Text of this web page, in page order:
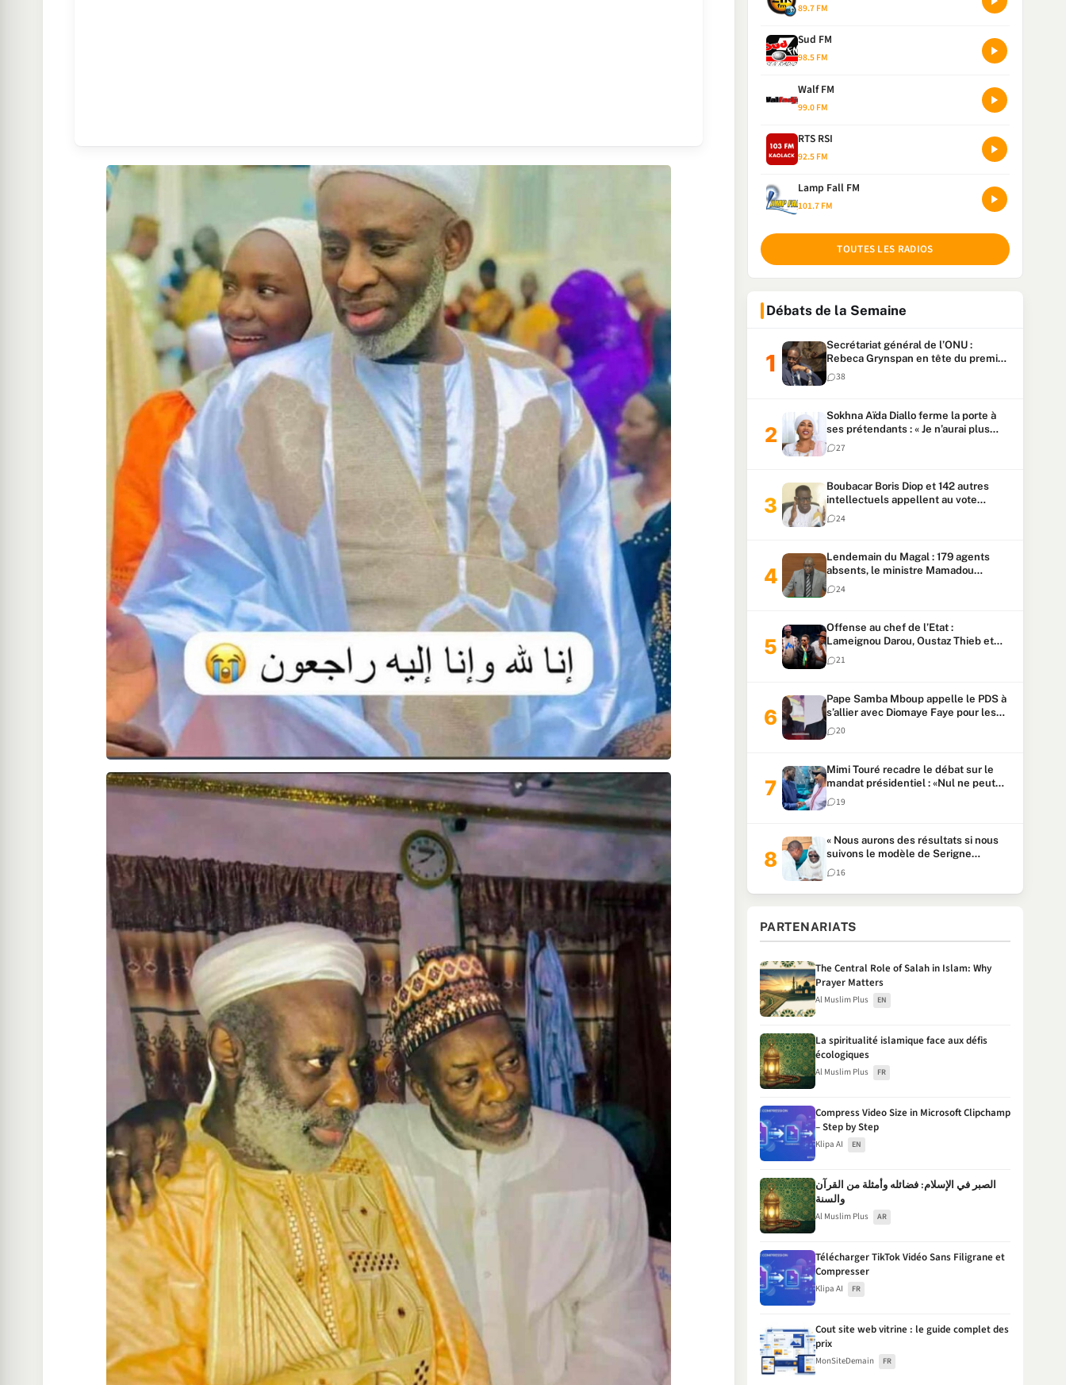
89.7 FM
Sud FM
98.5 FM
Walf FM
99.0 FM
RTS RSI
92.5 FM
Lamp Fall FM
101.7 FM
TOUTES LES RADIOS
Débats de la Semaine
Secrétariat général de l’ONU :
Rebeca Grynspan en tête du premier
vote, Macky Sall pointe à la 5ᵉ place
38
Sokhna Aïda Diallo ferme la porte à
ses prétendants : « Je n’aurai plus
jamais un autre mari »
27
Boubacar Boris Diop et 142 autres
intellectuels appellent au vote
urgent de la révision
constitutionnelle
24
Lendemain du Magal : 179 agents
absents, le ministre Mamadou
Lamine Dianté exige des explications
24
Offense au chef de l’Etat :
Lameignou Darou, Oustaz Thieb et
Ndiaye Touba lourdement
condamnés
21
Pape Samba Mboup appelle le PDS à
s’allier avec Diomaye Faye pour les
locales et tacle Sonko
20
Mimi Touré recadre le débat sur le
mandat présidentiel : «Nul ne peut
faire plus de deux mandats
consécutifs de 5 ans»
19
« Nous aurons des résultats si nous
suivons le modèle de Serigne
Touba » : Ousmane Sonko au Khalife
Serigne Mountakha
16
PARTENARIATS
The Central Role of Salah in Islam: Why
Prayer Matters
Al Muslim Plus EN
La spiritualité islamique face aux défis
écologiques
Al Muslim Plus FR
Compress Video Size in Microsoft Clipchamp
– Step by Step
Klipa AI EN
الصبر في الإسلام: فضائله وأمثلة من القرآن
والسنة
Al Muslim Plus AR
Télécharger TikTok Vidéo Sans Filigrane et
Compresser
Klipa AI FR
Cout site web vitrine : le guide complet des
prix
MonSiteDemain FR